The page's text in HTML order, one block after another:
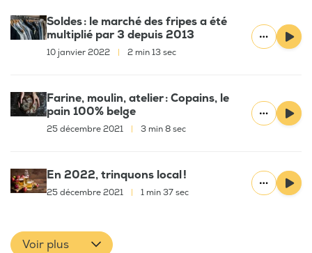
Soldes : le marché des fripes a été
multiplié par 3 depuis 2013
10 janvier 2022 | 2 min 13 sec
Farine, moulin, atelier : Copains, le
pain 100% belge
25 décembre 2021 | 3 min 8 sec
En 2022, trinquons local !
25 décembre 2021 | 1 min 37 sec
Voir plus